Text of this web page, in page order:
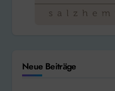
Neue Beiträge